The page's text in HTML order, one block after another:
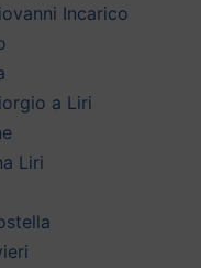
Incarico
a Liri
Liri